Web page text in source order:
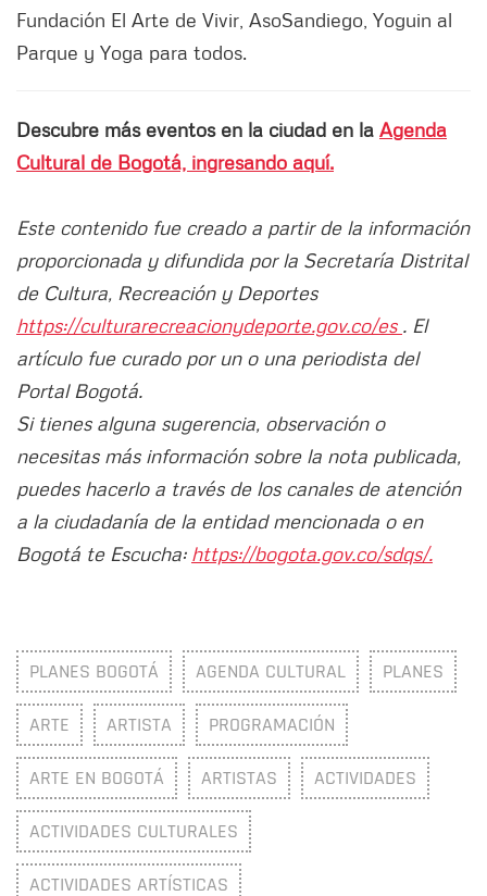
Fundación El Arte de Vivir, AsoSandiego, Yoguin al
Parque y Yoga para todos.
Descubre más eventos en la ciudad en la Agenda
Cultural de Bogotá, ingresando aquí.
Este contenido fue creado a partir de la información
proporcionada y difundida por la Secretaría Distrital
de Cultura, Recreación y Deportes
https://culturarecreacionydeporte.gov.co/es . El
artículo fue curado por un o una periodista del
Portal Bogotá.
Si tienes alguna sugerencia, observación o
necesitas más información sobre la nota publicada,
puedes hacerlo a través de los canales de atención
a la ciudadanía de la entidad mencionada o en
Bogotá te Escucha: https://bogota.gov.co/sdqs/.
PLANES BOGOTÁ AGENDA CULTURAL PLANES
ARTE ARTISTA PROGRAMACIÓN
ARTE EN BOGOTÁ ARTISTAS ACTIVIDADES
ACTIVIDADES CULTURALES
ACTIVIDADES ARTÍSTICAS